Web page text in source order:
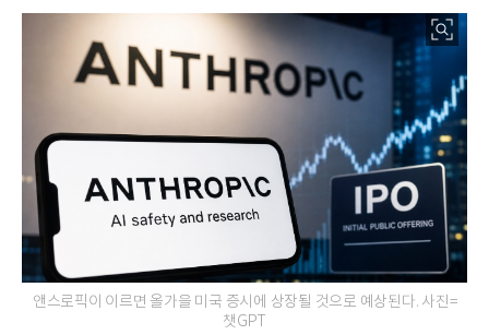
앤스로픽이 이르면 올가을 미국 증시에 상장될 것으로 예상된다. 사진=
챗GPT